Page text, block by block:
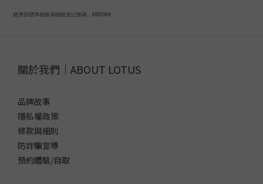
經濟部標準檢驗局檢驗登記號碼：M56084
關於我們｜ABOUT LOTUS
品牌故事
隱私權政策
條款與細則
防詐騙宣導
預約體驗/自取